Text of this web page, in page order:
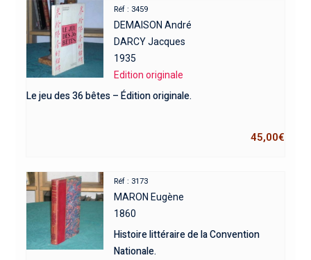
Réf : 3459
DEMAISON André
DARCY Jacques
1935
Edition originale
Le jeu des 36 bêtes – Édition originale.
45,00€
Réf : 3173
MARON Eugène
1860
Histoire littéraire de la Convention
Nationale.